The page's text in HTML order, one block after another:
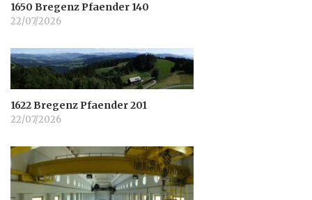
1650 Bregenz Pfaender 140
22/07/2026
1622 Bregenz Pfaender 201
22/07/2026